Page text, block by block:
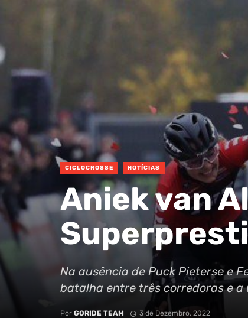
CICLOCROSSE NOTÍCIAS
Aniek van
Na ausência de Puck Pieterse e
batalha entre três corredoras e a
Por GORIDE TEAM 3 de Dezembro, 2022